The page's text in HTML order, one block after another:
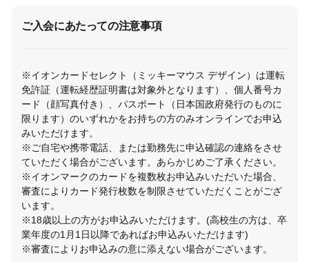
ご入会にあたっての注意事項
※イオンカードセレクト（ミッキーマウス デザイン）は運転
免許証（運転経歴証明書は対象外となります）、個人番号カ
ード（顔写真付き）、パスポート（日本国政府発行のものに
限ります）のいずれかをお持ちの方のみオンラインでお申込
みいただけます。
※ご自宅や携帯電話、または勤務先に申込確認の連絡をさせ
ていただく場合がございます。あらかじめご了承ください。
※イオンマークのカードを複数枚お申込みいただいた場合、
審査によりカード発行枚数を制限させていただくことがござ
います。
※18歳以上の方がお申込みいただけます。(高校生の方は、卒
業年度の1月1日以降であればお申込みいただけます)
※審査によりお申込みの意に添えない場合がございます。